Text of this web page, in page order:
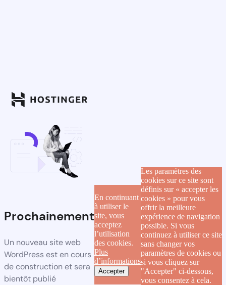
Prochainement
Un nouveau site web
WordPress est en cours
de construction et sera
bientôt publié
En continuant
à utiliser le
site, vous
acceptez
l’utilisation
des cookies.
Plus
d’informations
Accepter
Les paramètres des
cookies sur ce site sont
définis sur « accepter les
cookies » pour vous
offrir la meilleure
expérience de navigation
possible. Si vous
continuez à utiliser ce site
sans changer vos
paramètres de cookies ou
si vous cliquez sur
"Accepter" ci-dessous,
vous consentez à cela.